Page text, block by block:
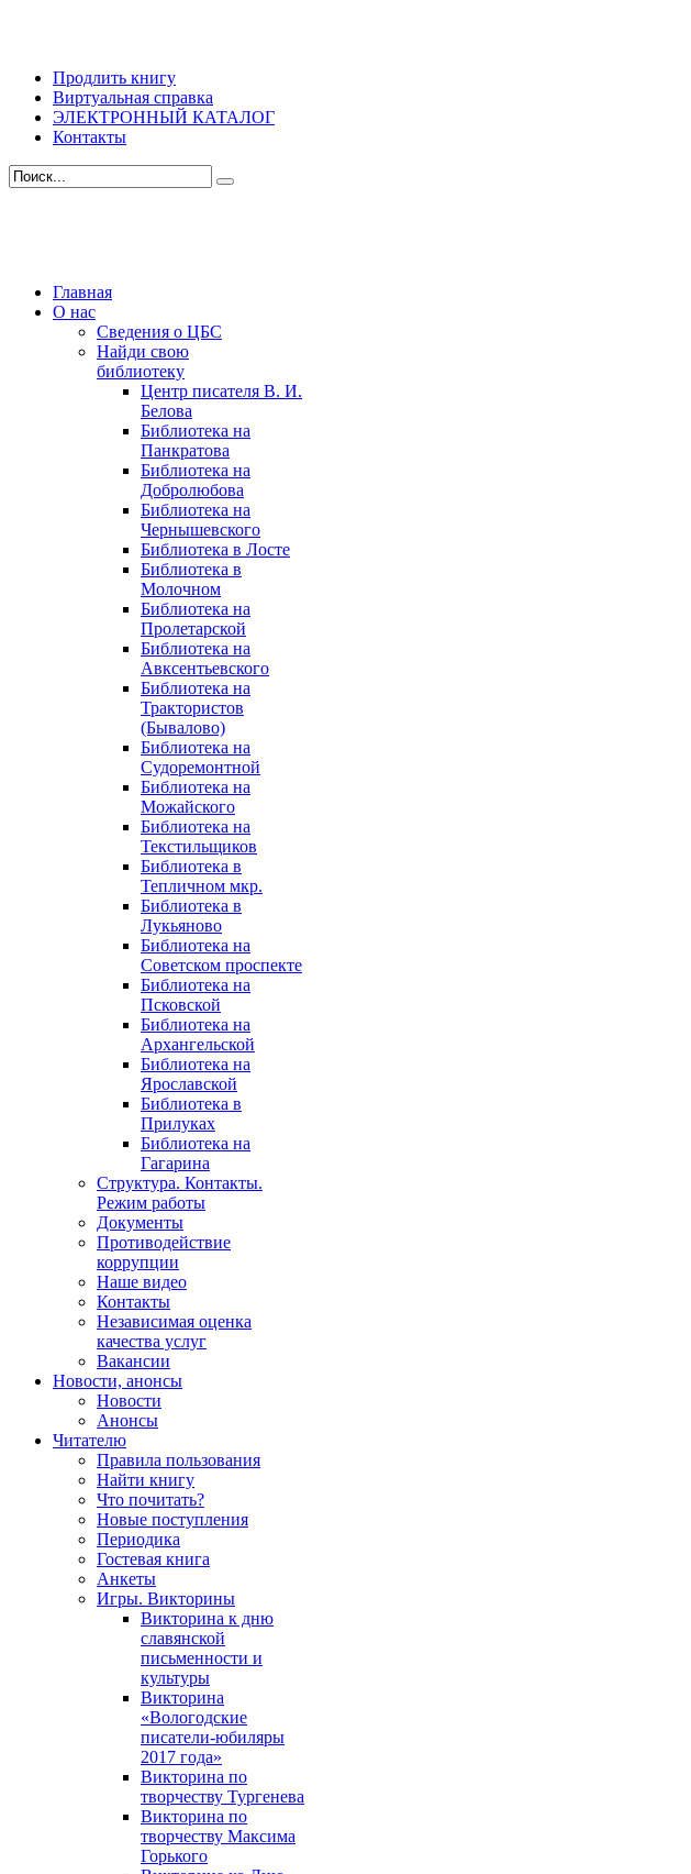
Продлить книгу
Виртуальная справка
ЭЛЕКТРОННЫЙ КАТАЛОГ
Контакты
Главная
О нас
Сведения о ЦБС
Найди свою
библиотеку
Центр писателя В. И.
Белова
Библиотека на
Панкратова
Библиотека на
Добролюбова
Библиотека на
Чернышевского
Библиотека в Лосте
Библиотека в
Молочном
Библиотека на
Пролетарской
Библиотека на
Авксентьевского
Библиотека на
Трактористов
(Бывалово)
Библиотека на
Судоремонтной
Библиотека на
Можайского
Библиотека на
Текстильщиков
Библиотека в
Тепличном мкр.
Библиотека в
Лукьяново
Библиотека на
Советском проспекте
Библиотека на
Псковской
Библиотека на
Архангельской
Библиотека на
Ярославской
Библиотека в
Прилуках
Библиотека на
Гагарина
Структура. Контакты.
Режим работы
Документы
Противодействие
коррупции
Наше видео
Контакты
Независимая оценка
качества услуг
Вакансии
Новости, анонсы
Новости
Анонсы
Читателю
Правила пользования
Найти книгу
Что почитать?
Новые поступления
Периодика
Гостевая книга
Анкеты
Игры. Викторины
Викторина к дню
славянской
письменности и
культуры
Викторина
«Вологодские
писатели-юбиляры
2017 года»
Викторина по
творчеству Тургенева
Викторина по
творчеству Максима
Горького